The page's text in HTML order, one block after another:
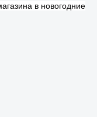
в новогодние